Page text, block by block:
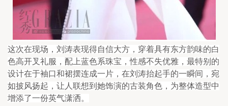
这次在现场，刘涛表现得自信大方，穿着具有东方韵味的白
色高开叉礼服，配上蓝色系珠宝，性感不失优雅，最特别的
设计在于袖口和裙摆连成一片，在刘涛抬起手的一瞬间，宛
如披风扬起，让人联想到她饰演的古装角色，为整体造型中
增添了一份英气潇洒。